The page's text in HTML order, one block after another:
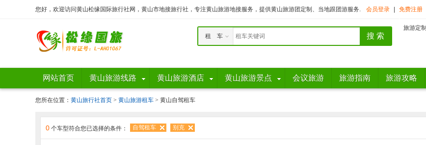
您好，欢迎访问黄山松缘国际旅行社网，黄山市地接旅行社，专注黄山旅游地接服务，提供黄山旅游团定制、当地跟团游服务. 会员登录 免费注册
旅游定制
租 车
网站首页 黄山旅游线路 黄山旅游酒店 黄山旅游景点 会议旅游 旅游指南 旅游攻略
您所在位置： 黄山旅行社首页 > 黄山旅游租车 > 黄山自驾租车
0 个车型符合您已选择的条件： 自驾租车 别克